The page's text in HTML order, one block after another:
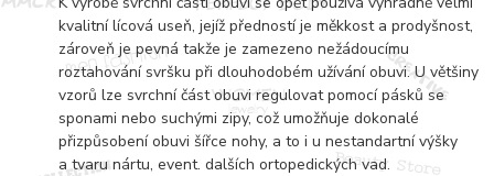
kvalitní lícová useň, jejíž předností je měkkost a prodyšnost,
zároveň je pevná takže je zamezeno nežádoucímu
roztahování svršku při dlouhodobém užívání obuvi. U většiny
vzorů lze svrchní část obuvi regulovat pomocí pásků se
sponami nebo suchými zipy, což umožňuje dokonalé
přizpůsobení obuvi šířce nohy, a to i u nestandartní výšky
a tvaru nártu, event. dalších ortopedických vad.